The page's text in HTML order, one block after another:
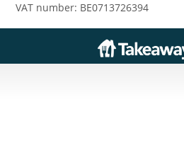
VAT number: BE0713726394